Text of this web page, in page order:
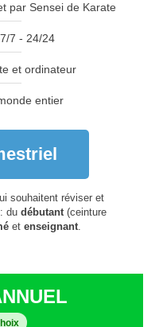
par Sensei de Karate
7 - 24/24
et ordinateur
entier
souhaitent réviser et
du débutant(ceinture
et enseignant.